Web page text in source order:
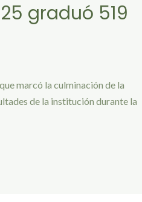
graduó 519
marcó la culminación de la
de la institución durante la